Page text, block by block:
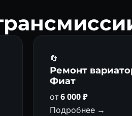
🔄
Ремонт
Фиат
от6 000 ₽
Подробнее →